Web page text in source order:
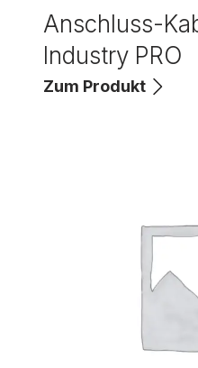
Anschluss-
Industry PRO
Zum Produkt